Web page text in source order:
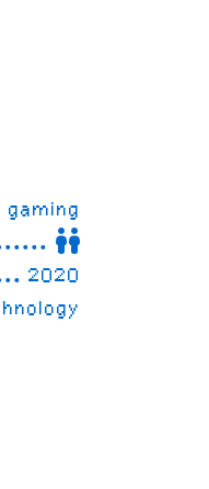
gaming
2020